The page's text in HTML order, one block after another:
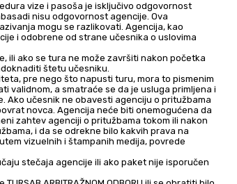
vize i pasoša je isključivo odgovornost
nisu odgovornost agencije. Ova
mogu se razlikovati. Agencija, kao
i odobrene od strane učesnika o uslovima
ili ako se tura ne može završiti nakon početka
štetu učesniku.
pre nego što napusti turu, mora to pismenim
validnom, a smatraće se da je usluga primljena i
Ako učesnik ne obavesti agenciju o pritužbama
novca. Agencija neće biti onemogućena da
zahtev agenciji o pritužbama tokom ili nakon
i da se odrekne bilo kakvih prava na
vizuelnih i štampanih medija, povrede
stečaja agencije ili ako paket nije isporučen